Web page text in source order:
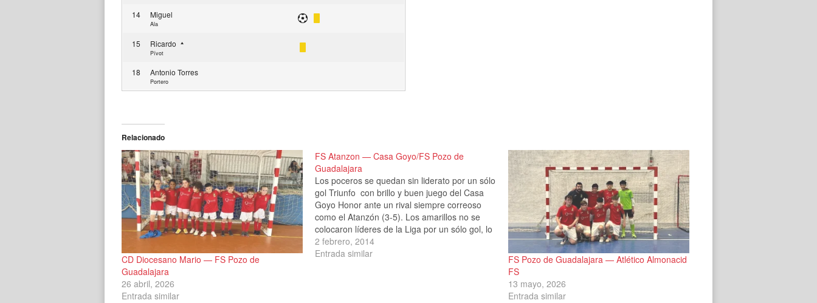
14 Miguel
Ala
15 Ricardo
Pívot
18 Antonio Torres
Portero
Relacionado
CD Diocesano Mario — FS Pozo de
Guadalajara
26 abril, 2026
Entrada similar
FS Atanzon — Casa Goyo/FS Pozo de
Guadalajara
Los poceros se quedan sin liderato por un sólo
gol Triunfo con brillo y buen juego del Casa
Goyo Honor ante un rival siempre correoso
como el Atanzón (3-5). Los amarillos no se
colocaron líderes de la Liga por un sólo gol, lo
cual demuestra lo competido que está el…
2 febrero, 2014
Entrada similar
FS Pozo de Guadalajara — Atlético Almonacid
FS
13 mayo, 2026
Entrada similar